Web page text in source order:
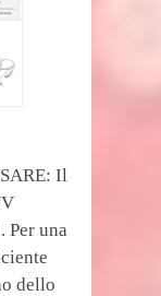
Il
Per una
dello